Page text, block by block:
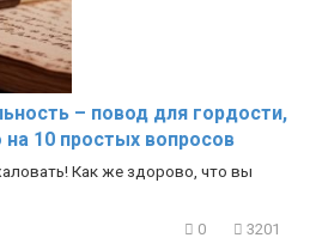
– повод для гордости,
на 10 простых вопросов
Как же здорово, что вы
0 3201